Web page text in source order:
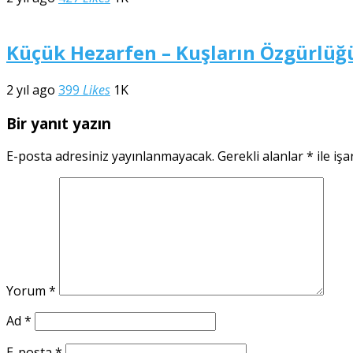
Küçük Hezarfen – Kuşların
2 yıl ago 399 Likes 1K
Bir yanıt yazın
E-posta adresiniz yayınlanmayacak. Gerekli alanlar* ile
Yorum *
Ad *